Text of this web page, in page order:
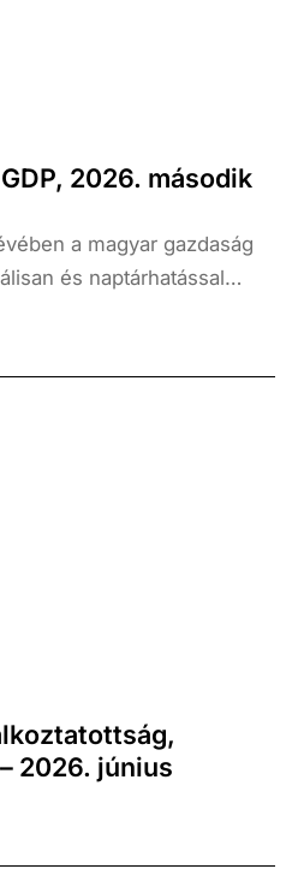
2026. második
a magyar gazdaság
és naptárhatással
negyedévhez képest 0,4
2026. június